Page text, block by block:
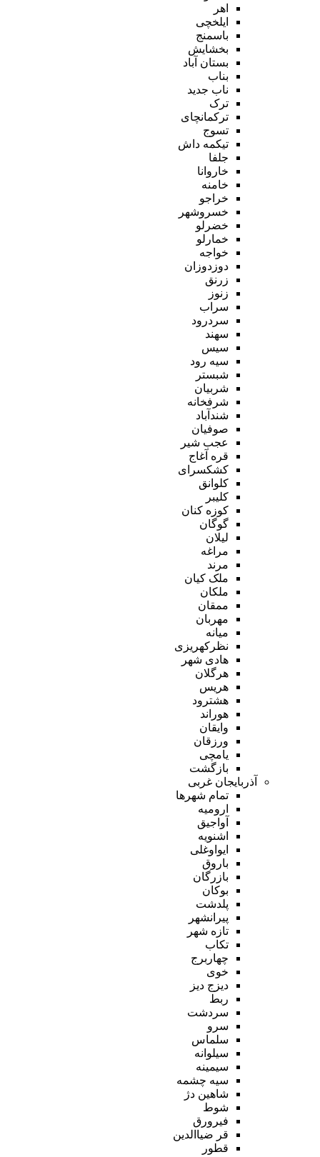
اهر
ایلخچی
باسمنج
بخشایش
بستان آباد
بناب
ناب جدید
ترک
ترکمانچای
تسوج
تیکمه داش
جلفا
خاروانا
خامنه
خراجو
خسروشهر
خضرلو
خمارلو
خواجه
دوزدوزان
زرنق
زنوز
سراب
سردرود
سهند
سیس
سیه رود
شبستر
شربیان
شرفخانه
شندآباد
صوفیان
عجب شیر
قره آغاج
کشکسرای
کلوانق
کلیبر
کوزه کنان
گوگان
لیلان
مراغه
مرند
ملک کیان
ملکان
ممقان
مهربان
میانه
نظرکهریزی
هادی شهر
هرگلان
هریس
هشترود
هوراند
وایقان
ورزقان
یامچی
بازگشت
آذربایجان غربی
تمام شهر‌ها
ارومیه
آواجیق
اشنویه
ایواوغلی
باروق
بازرگان
بوکان
پلدشت
پیرانشهر
تازه شهر
تکاب
چهاربرج
خوی
دیزج دیز
ربط
سردشت
سرو
سلماس
سیلوانه
سیمینه
سیه چشمه
شاهین دژ
شوط
فیرورق
قر ضیاالدین
قطور